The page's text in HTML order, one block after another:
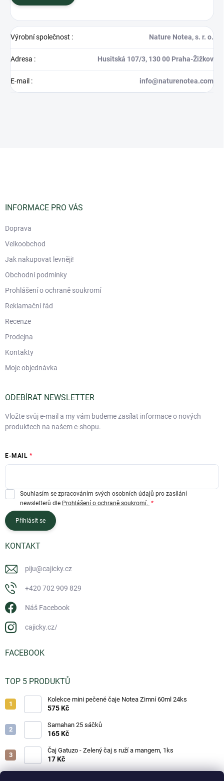
Výrobní společnost : Nature Notea, s. r. o.
Adresa : Husitská 107/3, 130 00 Praha-Žižkov
E-mail : info@naturenotea.com
INFORMACE PRO VÁS
Doprava
Velkoobchod
Jak nakupovat levněji!
Obchodní podmínky
Prohlášení o ochraně soukromí
Reklamační řád
Recenze
Prodejna
Kontakty
Moje objednávka
ODEBÍRAT NEWSLETTER
Vložte svůj e-mail a my vám budeme zasílat informace o nových
produktech na našem e-shopu.
E-MAIL
Souhlasím se zpracováním svých osobních údajů pro zasílání
newsletterů dle Prohlášení o ochraně soukromí.
Přihlásit se
KONTAKT
piju@cajicky.cz
+420 702 909 829
Náš Facebook
cajicky.cz/
FACEBOOK
TOP 5 PRODUKTŮ
Kolekce mini pečené čaje Notea Zimní 60ml 24ks
575 Kč
Samahan 25 sáčků
165 Kč
Čaj Gatuzo - Zelený čaj s ruží a mangem, 1ks
17 Kč